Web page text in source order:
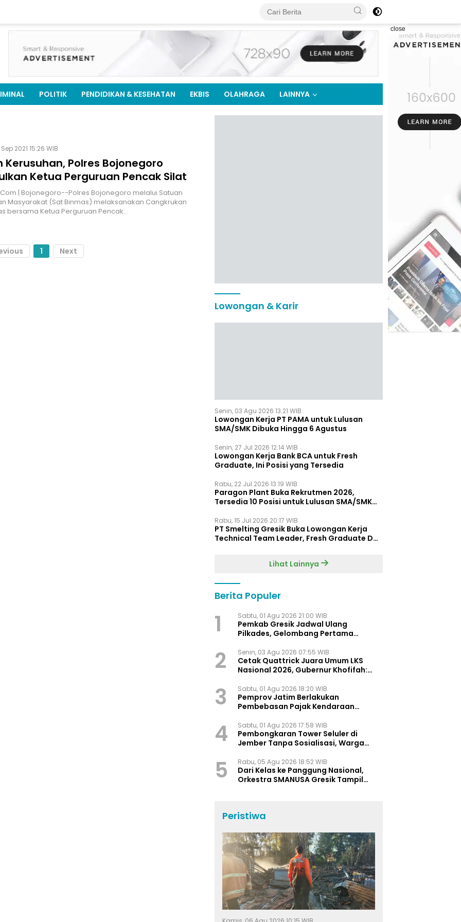
close
POLITIK PENDIDIKAN & KESEHATAN EKBIS OLAHRAGA LAINNYA
2021 15:26 WIB
Kerusuhan, Polres Bojonegoro
Ketua Perguruan Pencak Silat
| Bojonegoro--Polres Bojonegoro melalui Satuan
Masyarakat (Sat Binmas) melaksanakan Cangkrukan
bersama Ketua Perguruan Pencak…
1 Next
Lowongan & Karir
Senin, 03 Agu 2026 13:21 WIB
Lowongan Kerja PT PAMA untuk Lulusan
SMA/SMK Dibuka Hingga 6 Agustus
Senin, 27 Jul 2026 12:14 WIB
Lowongan Kerja Bank BCA untuk Fresh
Graduate, Ini Posisi yang Tersedia
Rabu, 22 Jul 2026 13:19 WIB
Paragon Plant Buka Rekrutmen 2026,
Tersedia 10 Posisi untuk Lulusan SMA/SMK
Rabu, 15 Jul 2026 20:17 WIB
PT Smelting Gresik Buka Lowongan Kerja
Technical Team Leader, Fresh Graduate D3
Lihat Lainnya
Berita Populer
1 Sabtu, 01 Agu 2026 21:00 WIB
Pemkab Gresik Jadwal Ulang
Pilkades, Gelombang Pertama
2 Senin, 03 Agu 2026 07:55 WIB
Cetak Quattrick Juara Umum LKS
Nasional 2026, Gubernur Khofifah:
Indonesia
3 Sabtu, 01 Agu 2026 18:20 WIB
Pemprov Jatim Berlakukan
Pembebasan Pajak Kendaraan
Insentifnya
4 Sabtu, 01 Agu 2026 17:58 WIB
Pembongkaran Tower Seluler di
Jember Tanpa Sosialisasi, Warga
Tanggung Jawab Perusahaan
5 Rabu, 05 Agu 2026 18:52 WIB
Dari Kelas ke Panggung Nasional,
Orkestra SMANUSA Gresik Tampil
Peristiwa